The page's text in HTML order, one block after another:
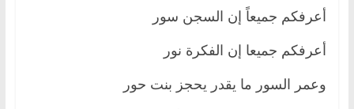
أعرفكم جميعاً إن السجن سور
أعرفكم جميعا إن الفكرة نور
وعمر السور ما يقدر يحجز بنت حور